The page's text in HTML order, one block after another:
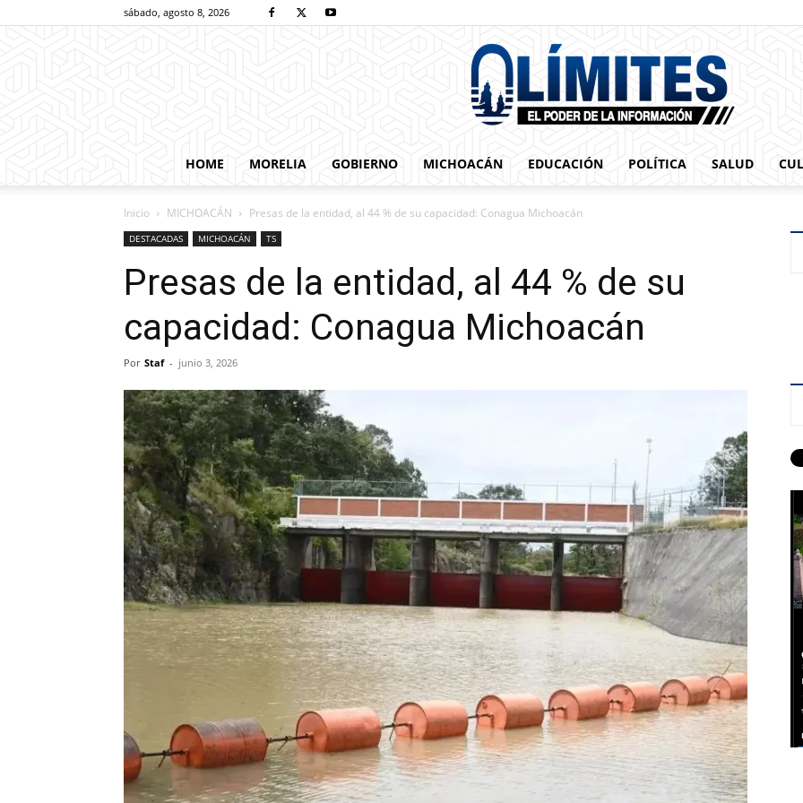
sábado, agosto 8, 2026
HOME MORELIA GOBIERNO MICHOACÁN EDUCACIÓN POLÍTICA SALUD
Inicio MICHOACÁN Presas de la entidad, al 44 % de su capacidad: Conagua Michoacán
DESTACADAS MICHOACÁN TS
Presas de la entidad, al 44 % de su
capacidad: Conagua Michoacán
Por Staf - junio 3, 2026